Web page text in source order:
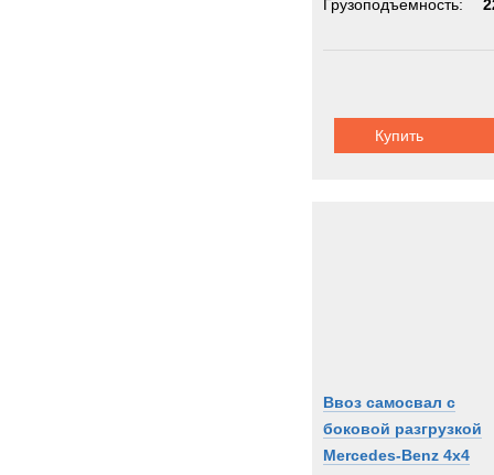
Грузоподъемность:
Купить
Ввоз самосвал с
боковой разгрузкой
Mercedes-Benz 4x4